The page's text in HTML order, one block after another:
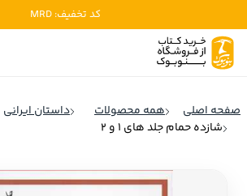
کد تخفیف: MRD
ادبیات
روانشناسی
تاریخ و سیاست
ادبیات فرانسه
صفحه اصلی همه محصولات
داستان ایرانی
شازده حمام جلد های 1 و 2